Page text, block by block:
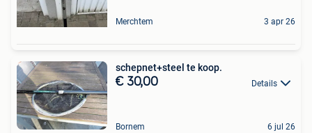
Merchtem 3 apr 26
schepnet+steel te koop.
€ 30,00 Details
Bornem 6 jul 26